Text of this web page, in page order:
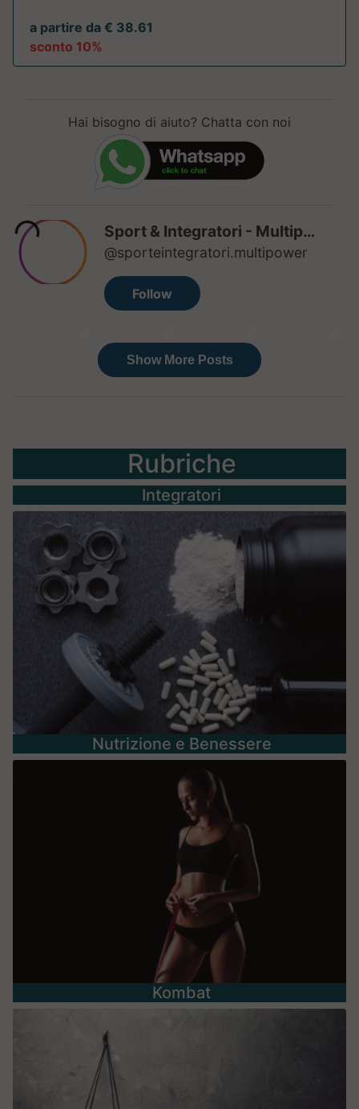
a partire da € 38.61
sconto 10%
Hai bisogno di aiuto? Chatta con noi
Rubriche
Integratori
Nutrizione e Benessere
Kombat